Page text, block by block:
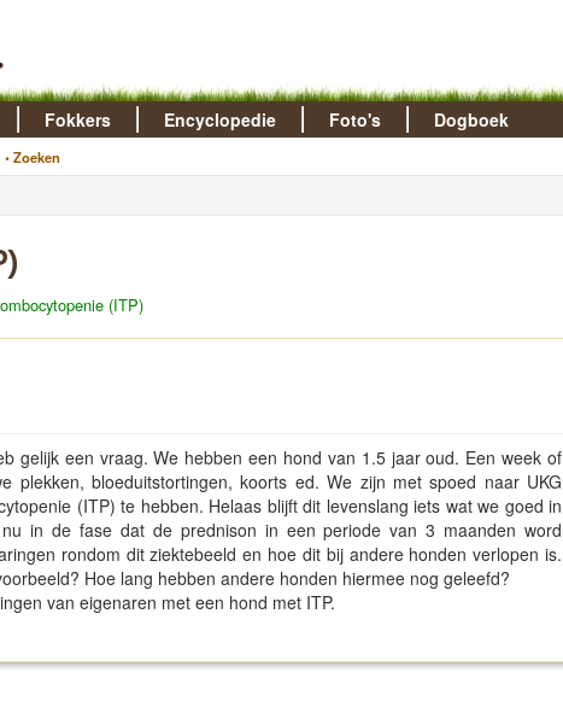
• Zoeken
Fokkers Encyclopedie Foto's Dogboek
(ITP)
gelijk een vraag. We hebben een hond van 1.5 jaar oud. Een week of
plekken, bloeduitstortingen, koorts ed. We zijn met spoed naar UKG
(ITP) te hebben. Helaas blijft dit levenslang iets wat we goed in
in de fase dat de prednison in een periode van 3 maanden word
rondom dit ziektebeeld en hoe dit bij andere honden verlopen is.
Hoe lang hebben andere honden hiermee nog geleefd?
van eigenaren met een hond met ITP.